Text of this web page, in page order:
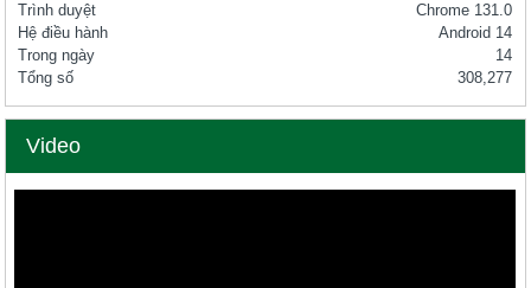
Trình duyệt
Chrome 131.0
Hệ điều hành
Android 14
Trong ngày
14
Tổng số
308,277
Video